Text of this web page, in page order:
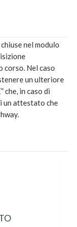
nel modulo
corso. Nel caso
un ulteriore
che, in caso di
un attestato che